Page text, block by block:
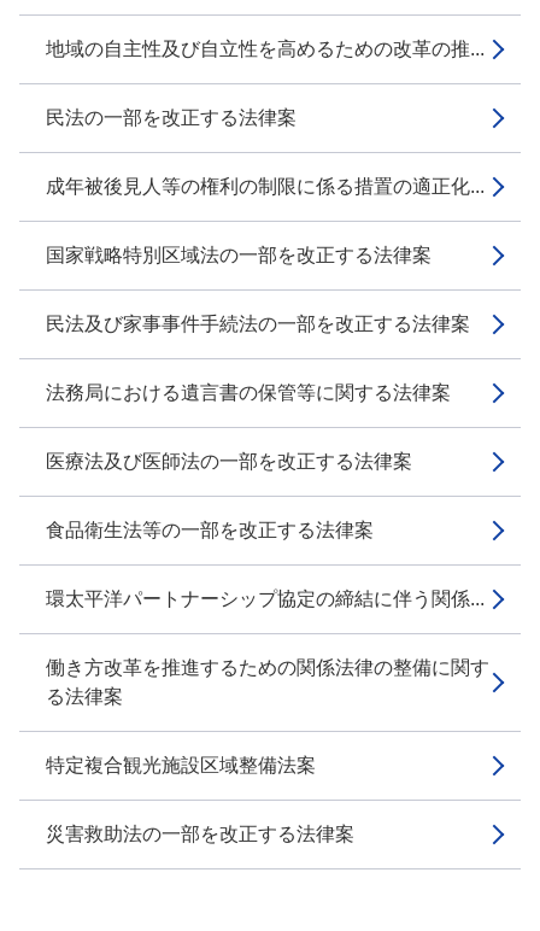
地域の自主性及び自立性を高めるための改革の推...
民法の一部を改正する法律案
成年被後見人等の権利の制限に係る措置の適正化...
国家戦略特別区域法の一部を改正する法律案
民法及び家事事件手続法の一部を改正する法律案
法務局における遺言書の保管等に関する法律案
医療法及び医師法の一部を改正する法律案
食品衛生法等の一部を改正する法律案
環太平洋パートナーシップ協定の締結に伴う関係...
働き方改革を推進するための関係法律の整備に関す
る法律案
特定複合観光施設区域整備法案
災害救助法の一部を改正する法律案